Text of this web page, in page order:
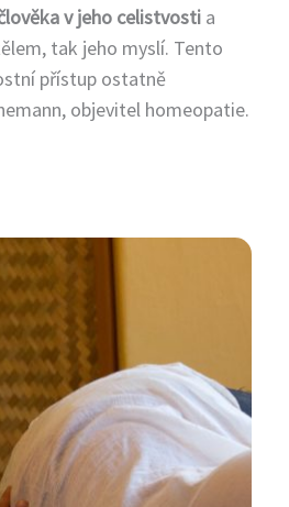
v jeho celistvosti a
tak jeho myslí. Tento
přístup ostatně
objevitel homeopatie.